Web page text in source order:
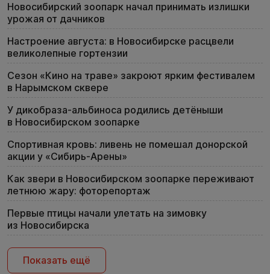
Новосибирский зоопарк начал принимать излишки
урожая от дачников
Настроение августа: в Новосибирске расцвели
великолепные гортензии
Сезон «Кино на траве» закроют ярким фестивалем
в Нарымском сквере
У дикобраза-альбиноса родились детёныши
в Новосибирском зоопарке
Спортивная кровь: ливень не помешал донорской
акции у «Сибирь-Арены»
Как звери в Новосибирском зоопарке переживают
летнюю жару: фоторепортаж
Первые птицы начали улетать на зимовку
из Новосибирска
Показать ещё